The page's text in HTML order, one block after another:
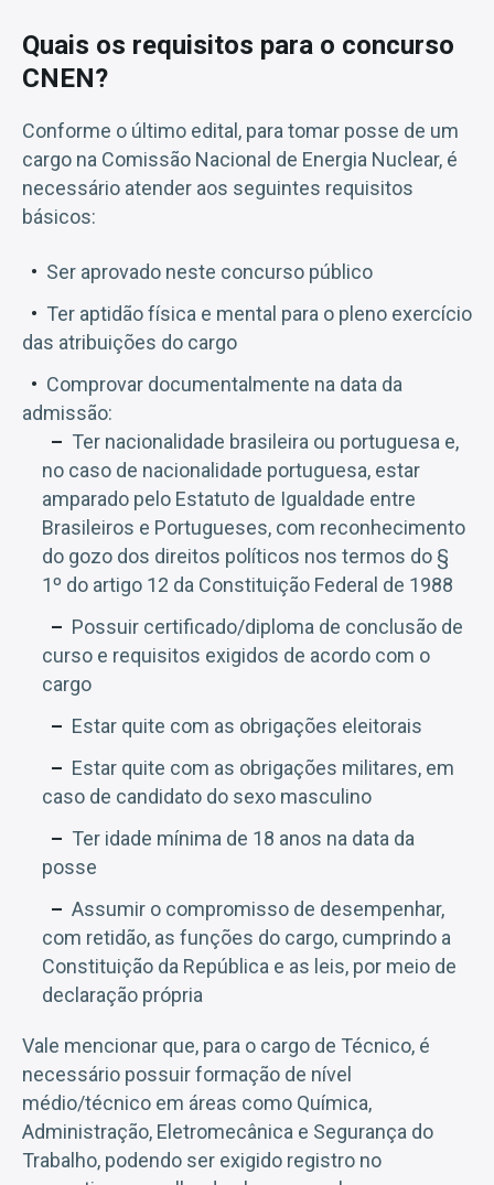
Quais os requisitos para o concurso
CNEN?
Conforme o último edital, para tomar posse de um
cargo na Comissão Nacional de Energia Nuclear, é
necessário atender aos seguintes requisitos
básicos:
Ser aprovado neste concurso público
Ter aptidão física e mental para o pleno exercício
das atribuições do cargo
Comprovar documentalmente na data da
admissão:
Ter nacionalidade brasileira ou portuguesa e,
no caso de nacionalidade portuguesa, estar
amparado pelo Estatuto de Igualdade entre
Brasileiros e Portugueses, com reconhecimento
do gozo dos direitos políticos nos termos do §
1º do artigo 12 da Constituição Federal de 1988
Possuir certificado/diploma de conclusão de
curso e requisitos exigidos de acordo com o
cargo
Estar quite com as obrigações eleitorais
Estar quite com as obrigações militares, em
caso de candidato do sexo masculino
Ter idade mínima de 18 anos na data da
posse
Assumir o compromisso de desempenhar,
com retidão, as funções do cargo, cumprindo a
Constituição da República e as leis, por meio de
declaração própria
Vale mencionar que, para o cargo de Técnico, é
necessário possuir formação de nível
médio/técnico em áreas como Química,
Administração, Eletromecânica e Segurança do
Trabalho, podendo ser exigido registro no